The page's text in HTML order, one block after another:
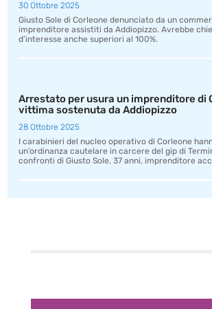
30 Ottobre 2025
Giusto Sole di Corleone denunciato da un
imprenditore assistiti da Addiopizzo. Avrebbe
d’interesse anche superiori al 100%.
Arrestato per usura un imprenditore di
vittima sostenuta da Addiopizzo
28 Ottobre 2025
I carabinieri del nucleo operativo di Corleone
un’ordinanza cautelare in carcere del gip di
confronti di Giusto Sole, 37 anni, imprenditore